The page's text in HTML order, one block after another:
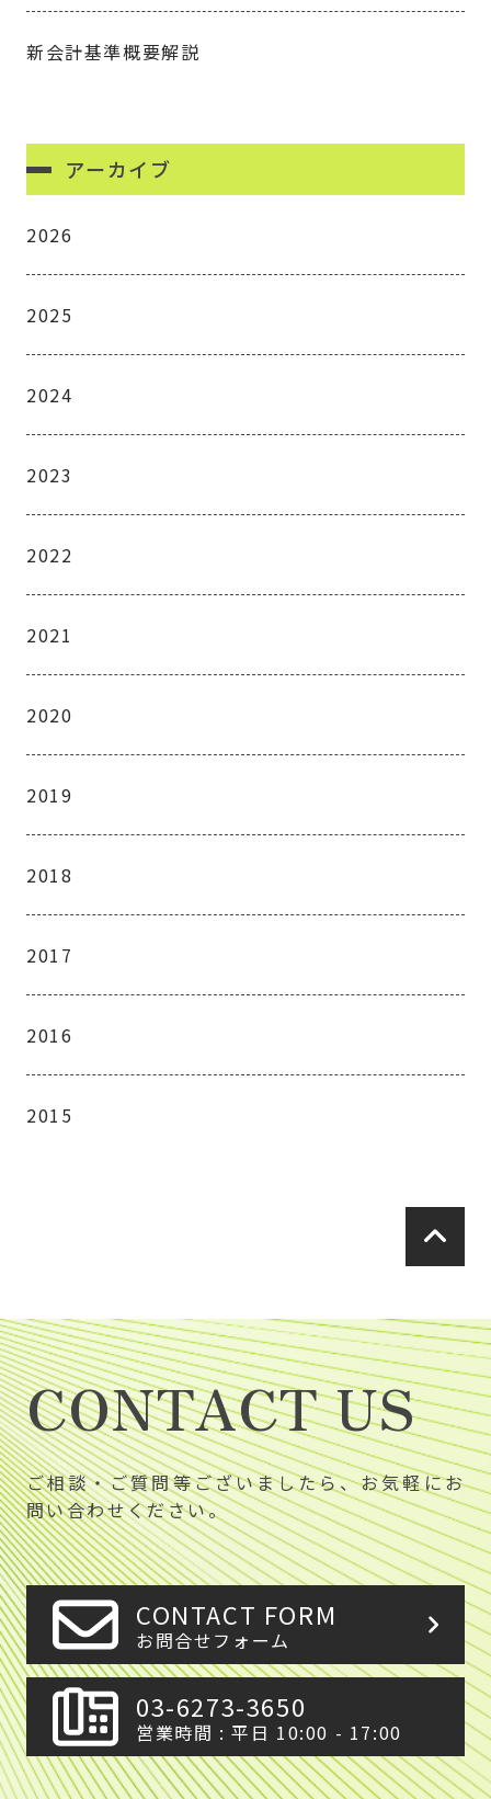
新会計基準概要解説
アーカイブ
2026
2025
2024
2023
2022
2021
2020
2019
2018
2017
2016
2015
CONTACT US
ご相談・ご質問等ございましたら、お気軽にお
問い合わせください。
CONTACT FORM
お問合せフォーム
03-6273-3650
営業時間 : 平日 10:00 - 17:00